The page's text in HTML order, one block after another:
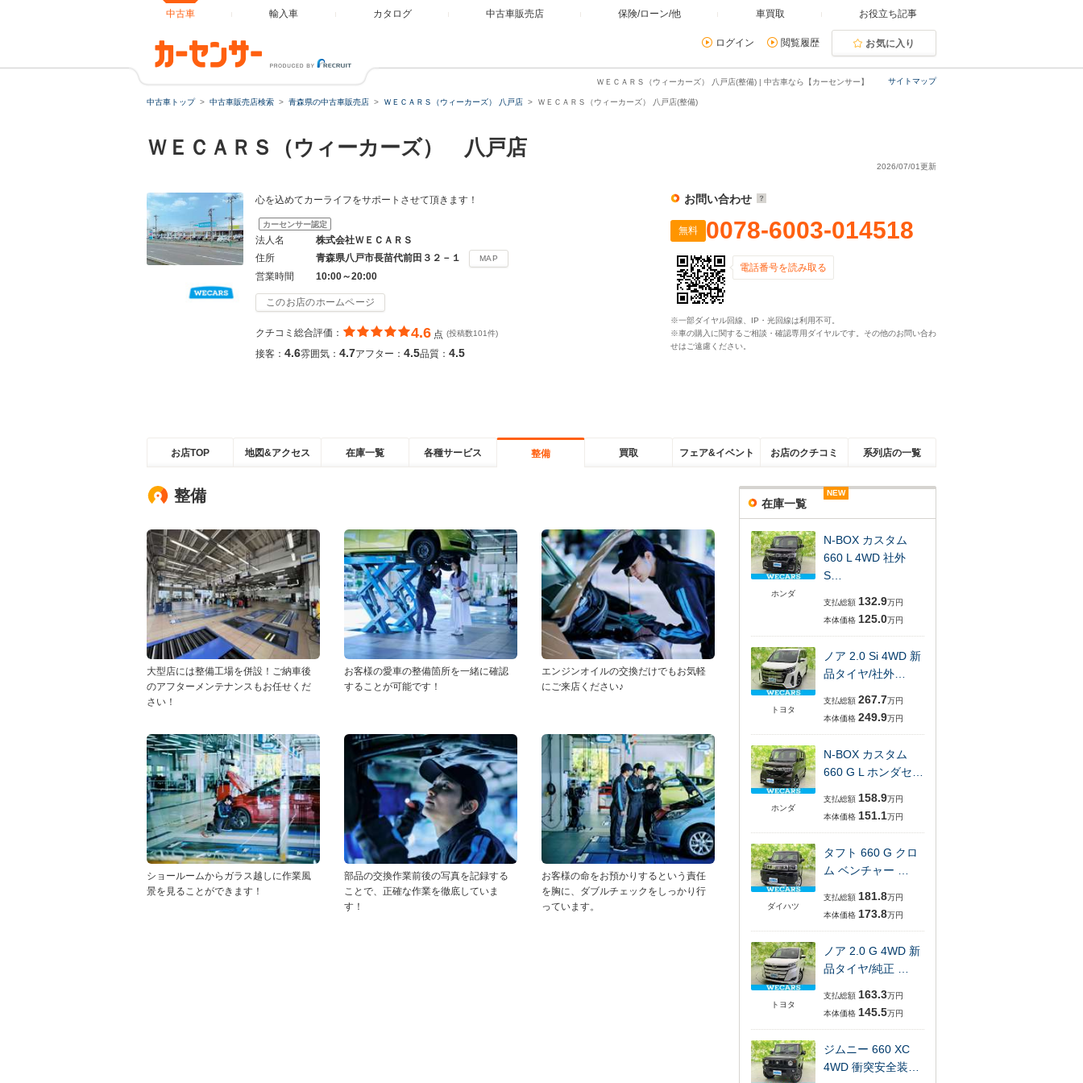
中古車 輸入車 カタログ 中古車販売店 保険/ローン/他 車買取 お役立ち記事
ログイン 閲覧履歴 お気に入り
サイトマップ
ＷＥＣＡＲＳ（ウィーカーズ） 八戸店(整備) | 中古車なら【カーセンサー】
中古車トップ 中古車販売店検索 青森県の中古車販売店 ＷＥＣＡＲＳ（ウィーカーズ） 八戸店 ＷＥＣＡＲＳ（ウィーカーズ） 八戸店(整備)
ＷＥＣＡＲＳ（ウィーカーズ） 八戸店
2026/07/01更新
心を込めてカーライフをサポートさせて頂きます！
カーセンサー認定
法人名
株式会社ＷＥＣＡＲＳ
住所
青森県八戸市長苗代前田３２－１ MAP
営業時間 10:00～20:00
このお店のホームページ
クチコミ総合評価： 4.6 点 (投稿数101件)
接客： 4.6雰囲気： 4.7アフター： 4.5品質： 4.5
お問い合わせ
無料 0078-6003-014518
電話番号を読み取る
※一部ダイヤル回線、IP・光回線は利用不可。
※車の購入に関するご相談・確認専用ダイヤルです。その他のお問い合わ
せはご遠慮ください。
お店TOP 地図&アクセス 在庫一覧 各種サービス 整備 買取 フェア&イベント お店のクチコミ 系列店の一覧
整備
大型店には整備工場を併設！ご納車後
のアフターメンテナンスもお任せくだ
さい！
お客様の愛車の整備箇所を一緒に確認
することが可能です！
エンジンオイルの交換だけでもお気軽
にご来店ください♪
ショールームからガラス越しに作業風
景を見ることができます！
部品の交換作業前後の写真を記録する
ことで、正確な作業を徹底していま
す！
お客様の命をお預かりするという責任
を胸に、ダブルチェックをしっかり行
っています。
在庫一覧
ホンダ
NEW
N-BOX カスタム
660 L 4WD 社外
S…
支払総額 132.9万円
本体価格 125.0万円
トヨタ
NEW
ノア 2.0 Si 4WD 新
品タイヤ/社外…
支払総額 267.7万円
本体価格 249.9万円
ホンダ
NEW
N-BOX カスタム
660 G L ホンダセ…
支払総額 158.9万円
本体価格 151.1万円
ダイハツ
NEW
タフト 660 G クロ
ム ベンチャー …
支払総額 181.8万円
本体価格 173.8万円
トヨタ
NEW
ノア 2.0 G 4WD 新
品タイヤ/純正 …
支払総額 163.3万円
本体価格 145.5万円
NEW
ジムニー 660 XC
4WD 衝突安全装…